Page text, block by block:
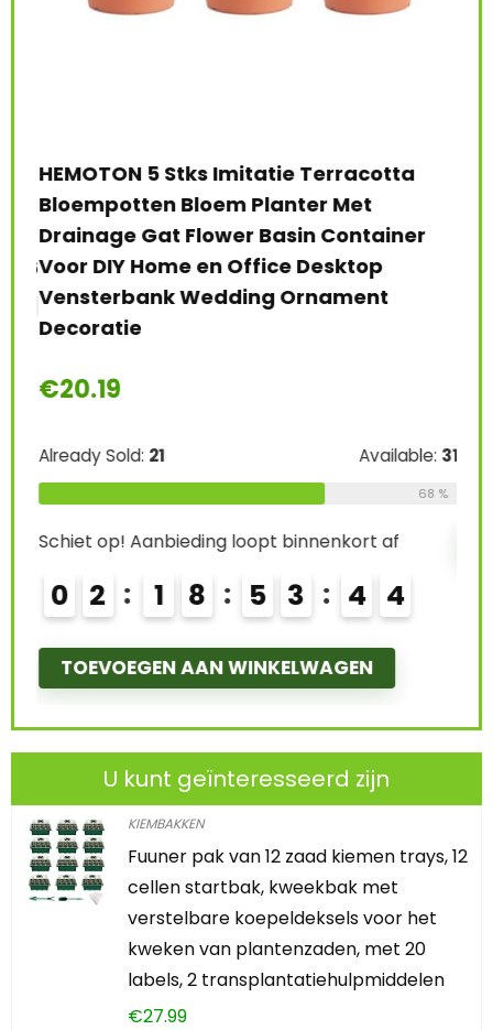
HEMOTON 5 Stks Imitatie Terracotta
Bloempotten Bloem Planter Met
Drainage Gat Flower Basin Container
Voor DIY Home en Office Desktop
Vensterbank Wedding Ornament
Decoratie
€20.19
Already Sold: 21 Available: 31
68 %
Schiet op! Aanbieding loopt binnenkort af
0 2 1 8 5 3 4
2
3
TOEVOEGEN AAN WINKELWAGEN
U kunt geïnteresseerd zijn
KIEMBAKKEN
Fuuner pak van 12 zaad kiemen trays, 12
cellen startbak, kweekbak met
verstelbare koepeldeksels voor het
kweken van plantenzaden, met 20
labels, 2 transplantatiehulpmiddelen
€27.99